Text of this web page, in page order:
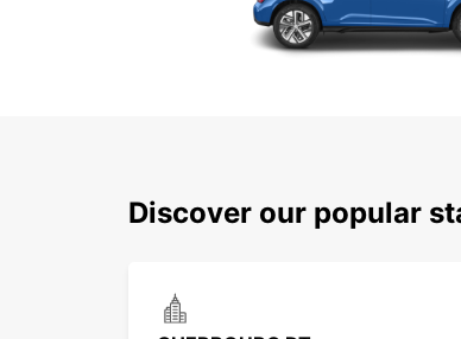
Discover our popular